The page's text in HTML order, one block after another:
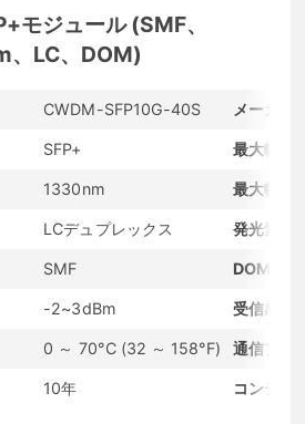
モジュール (SMF、
LC、DOM)
CWDM-SFP10G-40S メーカー
SFP+ 最大転送
1330nm 最大転送
LCデュプレックス 発光素子
SMF DOMサ
-2~3dBm 受信感度
0 ～ 70°C (32 ～ 158°F) 通信プロ
10年 コンディ